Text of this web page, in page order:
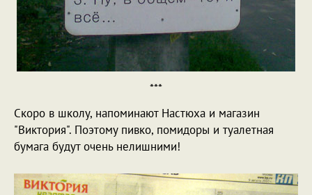
***
Скоро в школу, напоминают Настюха и магазин
"Виктория". Поэтому пивко, помидоры и туалетная
бумага будут очень нелишними!